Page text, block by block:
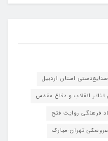
استان اردبیل
تئاتر انقلاب و دفاع مقدس
فرهنگی روایت فتح
تهران-مبارک